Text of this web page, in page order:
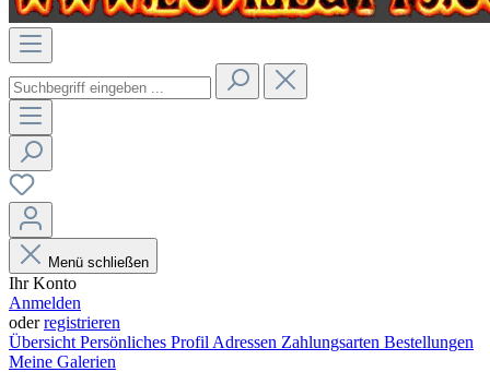
Menü schließen
Ihr Konto
Anmelden
oderregistrieren
Übersicht Persönliches Profil Adressen Zahlungsarten Bestellungen
Meine Galerien